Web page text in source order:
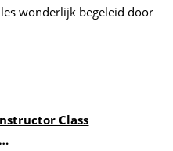
wonderlijk begeleid door
Class